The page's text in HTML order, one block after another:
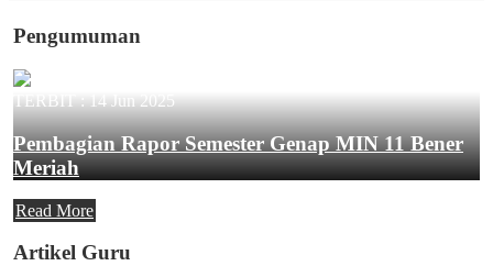
Pengumuman
TERBIT :14 Jun 2025
Pembagian Rapor Semester Genap MIN 11 Bener
Meriah
Read More
Artikel Guru